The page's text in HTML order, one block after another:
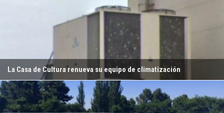
La Casa de Cultura renueva su equipo de climatización